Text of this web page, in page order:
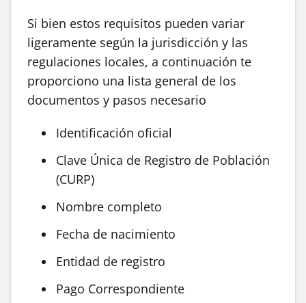
Si bien estos requisitos pueden variar
ligeramente según la jurisdicción y las
regulaciones locales, a continuación te
proporciono una lista general de los
documentos y pasos necesario
Identificación oficial
Clave Única de Registro de Población
(CURP)
Nombre completo
Fecha de nacimiento
Entidad de registro
Pago Correspondiente